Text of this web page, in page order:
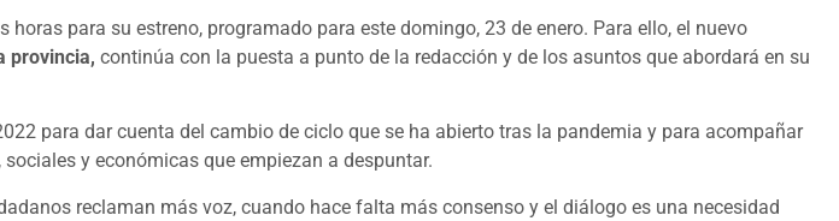
horas para su estreno, programado para este domingo, 23 de enero. Para ello, el nuevo
provincia, continúa con la puesta a punto de la redacción y de los asuntos que abordará en su
para dar cuenta del cambio de ciclo que se ha abierto tras la pandemia y para acompañar
y económicas que empiezan a despuntar.
reclaman más voz, cuando hace falta más consenso y el diálogo es una necesidad